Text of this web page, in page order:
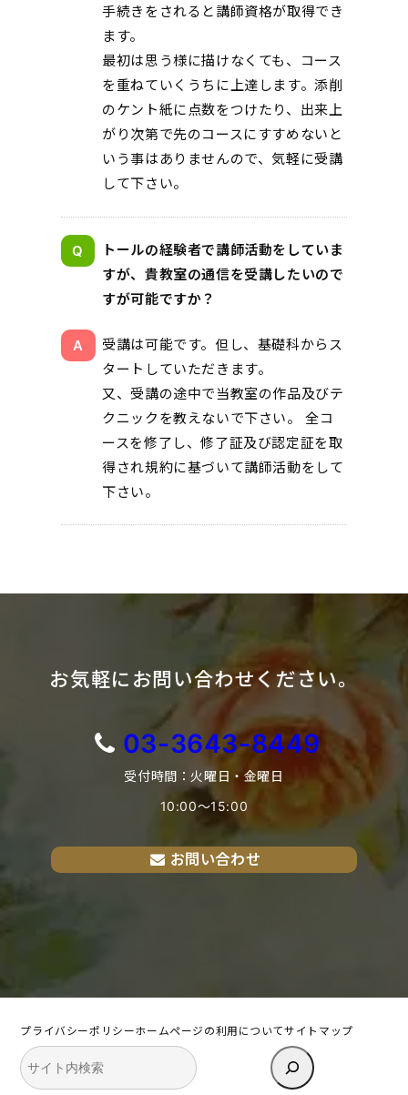
手続きをされると講師資格が取得でき
ます。
最初は思う様に描けなくても、コース
を重ねていくうちに上達します。添削
のケント紙に点数をつけたり、出来上
がり次第で先のコースにすすめないと
いう事はありませんので、気軽に受講
して下さい。
トールの経験者で講師活動をしていま
すが、貴教室の通信を受講したいので
すが可能ですか？
受講は可能です。但し、基礎科からス
タートしていただきます。
又、受講の途中で当教室の作品及びテ
クニックを教えないで下さい。 全コ
ースを修了し、修了証及び認定証を取
得され規約に基づいて講師活動をして
下さい。
お気軽にお問い合わせください。
03-3643-8449
受付時間：火曜日・金曜日
10:00〜15:00
お問い合わせ
プライバシーポリシーホームページの利用についてサイトマップ
検
索